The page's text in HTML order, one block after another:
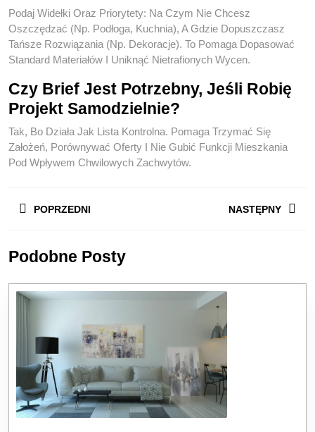
Podaj Widełki Oraz Priorytety: Na Czym Nie Chcesz
Oszczędzać (np. Podłoga, Kuchnia), A Gdzie Dopuszczasz
Tańsze Rozwiązania (np. Dekoracje). To Pomaga Dopasować
Standard Materiałów I Uniknąć Nietrafionych Wycen.
Czy Brief Jest Potrzebny, Jeśli Robię
Projekt Samodzielnie?
Tak, Bo Działa Jak Lista Kontrolna. Pomaga Trzymać Się
Założeń, Porównywać Oferty I Nie Gubić Funkcji Mieszkania
Pod Wpływem Chwilowych Zachwytów.
Wpisu
POPRZEDNI
post:
NASTĘPNY
Podobne Posty